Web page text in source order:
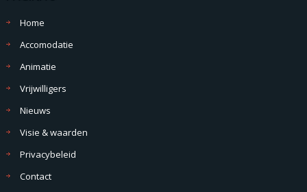
Home
Accomodatie
Animatie
Vrijwilligers
Nieuws
Visie & waarden
Privacybeleid
Contact